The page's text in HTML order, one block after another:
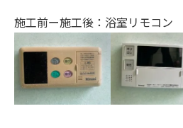
施工前ー施工後：浴室リモコン